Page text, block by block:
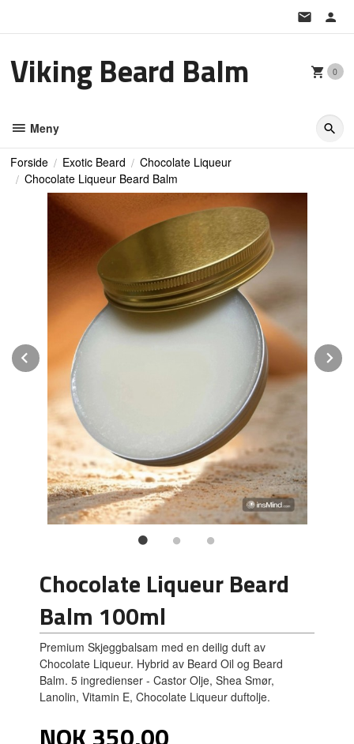
Viking Beard Balm 0
Meny
Forside Exotic Beard
Chocolate Liqueur
Chocolate Liqueur Beard Balm
Prev
Chocolate Liqueur Beard
Balm 100ml
Premium Skjeggbalsam med en deilig duft av
Chocolate Liqueur. Hybrid av Beard Oil og Beard
Balm. 5 ingredienser - Castor Olje, Shea Smør,
Lanolin, Vitamin E, Chocolate Liqueur duftolje.
Pris